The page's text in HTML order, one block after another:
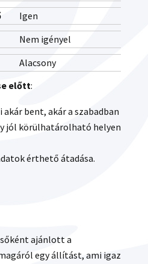
Igen
Nem igényel
Alacsony
előtt:
bent, akár a szabadban
jól körülhatárolható helyen
érthető átadása.
ajánlott a
egy állítást, ami igaz